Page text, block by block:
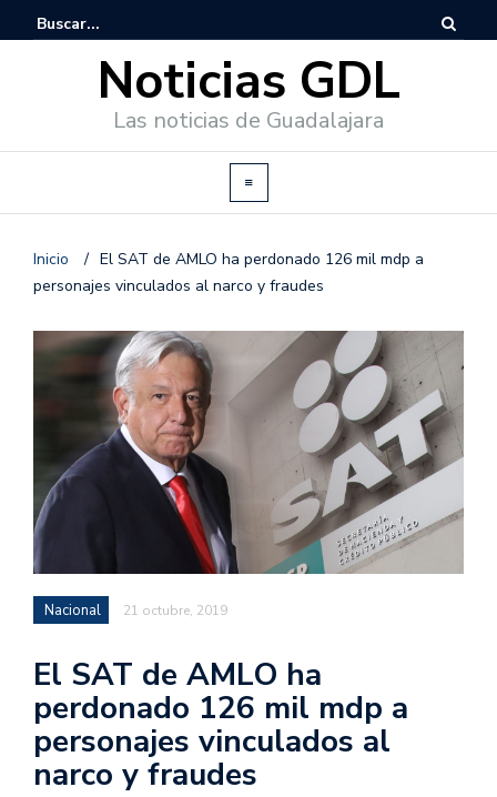
Noticias GDL
Las noticias de Guadalajara
Inicio / El SAT de AMLO ha perdonado 126 mil mdp a
personajes vinculados al narco y fraudes
Nacional 21 octubre, 2019
El SAT de AMLO ha
perdonado 126 mil mdp a
personajes vinculados al
narco y fraudes